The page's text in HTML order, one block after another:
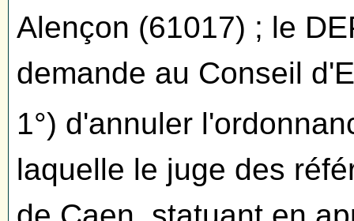
Alençon (61017) ; le
demande au Conseil
1°) d'annuler
laquelle le juge des